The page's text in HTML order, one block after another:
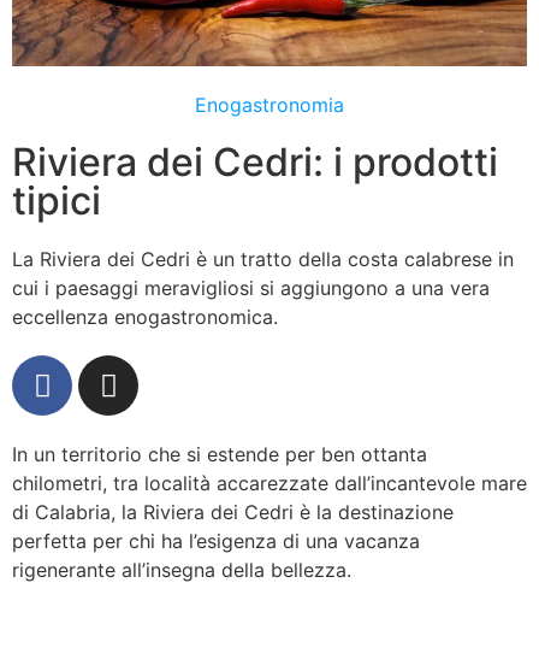
Enogastronomia
Riviera dei Cedri: i prodotti
tipici
La Riviera dei Cedri è un tratto della costa calabrese in
cui i paesaggi meravigliosi si aggiungono a una vera
eccellenza enogastronomica.
In un territorio che si estende per ben ottanta
chilometri, tra località accarezzate dall’incantevole mare
di Calabria, la Riviera dei Cedri è la destinazione
perfetta per chi ha l’esigenza di una vacanza
rigenerante all’insegna della bellezza.